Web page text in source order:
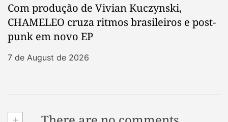
Com produção de Vivian Kuczynski,
CHAMELEO cruza ritmos brasileiros e post-
punk em novo EP
7 de August de 2026